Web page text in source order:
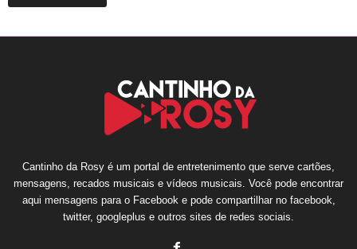
Cantinho da Rosy é um portal de entretenimento que serve cartões,
mensagens, recados musicais e vídeos musicais. Você pode encontrar
aqui mensagens para o Facebook e pode compartilhar no facebook,
twitter, googleplus e outros sites de redes sociais.